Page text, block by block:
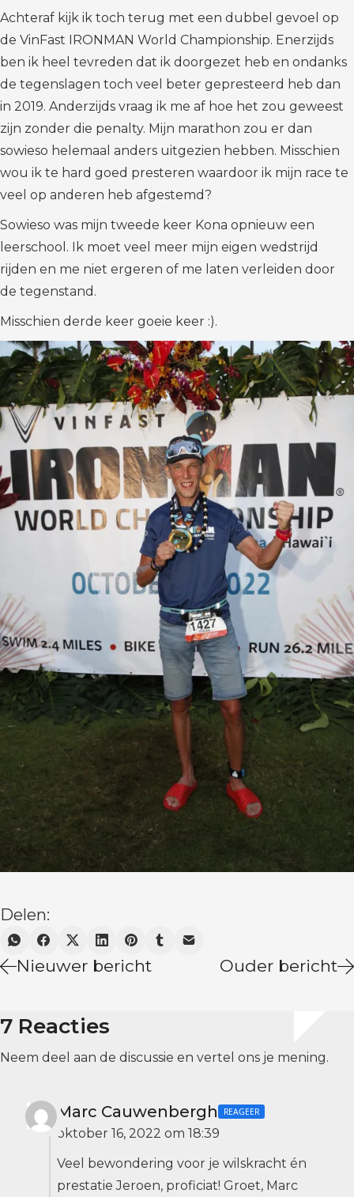
Achteraf kijk ik toch terug met een dubbel gevoel op
de VinFast IRONMAN World Championship. Enerzijds
ben ik heel tevreden dat ik doorgezet heb en ondanks
de tegenslagen toch veel beter gepresteerd heb dan
in 2019. Anderzijds vraag ik me af hoe het zou geweest
zijn zonder die penalty. Mijn marathon zou er dan
sowieso helemaal anders uitgezien hebben. Misschien
wou ik te hard goed presteren waardoor ik mijn race te
veel op anderen heb afgestemd?
Sowieso was mijn tweede keer Kona opnieuw een
leerschool. Ik moet veel meer mijn eigen wedstrijd
rijden en me niet ergeren of me laten verleiden door
de tegenstand.
Misschien derde keer goeie keer :).
Delen:
Nieuwer bericht Ouder bericht
7 Reacties
Neem deel aan de discussie en vertel ons je mening.
Marc Cauwenbergh REAGEER
oktober 16, 2022 om 18:39
Veel bewondering voor je wilskracht én
prestatie Jeroen, proficiat! Groet, Marc